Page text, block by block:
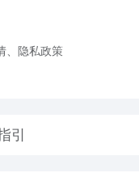
、 隐私政策
引